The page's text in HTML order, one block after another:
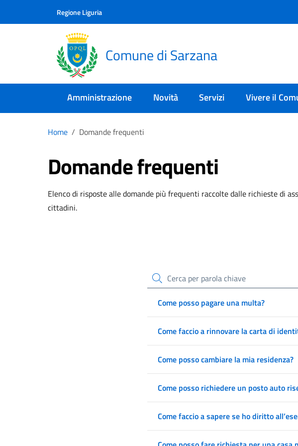
Regione Liguria
Comune di Sarzana
Amministrazione Novità Servizi Vivere il
Home Domande frequenti
Domande frequenti
Elenco di risposte alle domande più frequenti raccolte dalle richieste di
cittadini.
Cerca
Come posso pagare una multa?
Come faccio a rinnovare la carta di
Come posso cambiare la mia residenza?
Come posso richiedere un posto auto
Come faccio a sapere se ho diritto